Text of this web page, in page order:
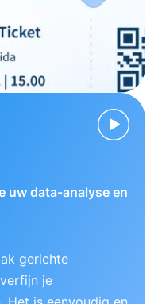
uw data-analyse en
gerichte
je